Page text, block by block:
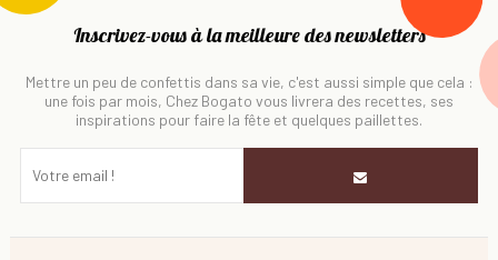
Inscrivez-vous à la meilleure des newsletters
Mettre un peu de confettis dans sa vie, c'est aussi simple que cela :
une fois par mois, Chez Bogato vous livrera des recettes, ses
inspirations pour faire la fête et quelques paillettes.